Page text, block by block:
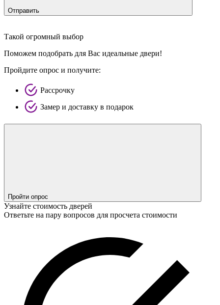
Отправить
Такой огромный выбор
Поможем подобрать для Вас идеальные двери!
Пройдите опрос и получите:
Рассрочку
Замер и доставку в подарок
Пройти опрос
Узнайте стоимость дверей
Ответьте на пару вопросов для просчета стоимости